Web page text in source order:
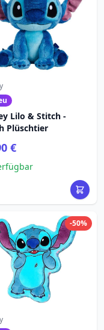
Lilo & Stitch -
Plüschtier
€
-50%